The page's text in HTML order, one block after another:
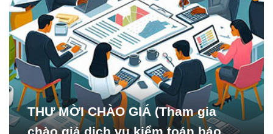
THƯ MỜI CHÀO GIÁ (Tham gia